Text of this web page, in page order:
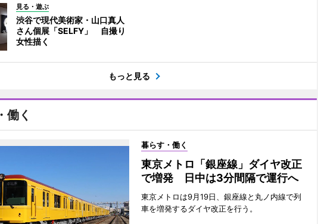
見る・遊ぶ
渋谷で現代美術家・山口真人
さん個展「SELFY」 自撮り
女性描く
もっと見る
働く
暮らす・働く
東京メトロ「銀座線」ダイヤ改正
で増発 日中は3分間隔で運行へ
東京メトロは9月19日、銀座線と丸ノ内線で列
車を増発するダイヤ改正を行う。